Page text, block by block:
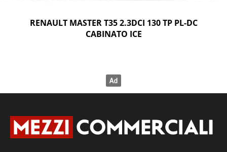
RENAULT MASTER T35 2.3DCI 130 TP PL-DC
CABINATO ICE